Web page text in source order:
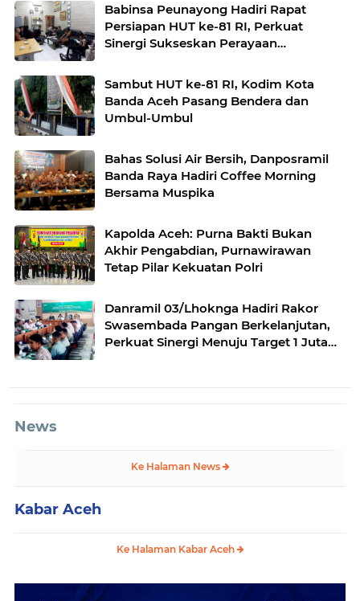
Babinsa Peunayong Hadiri Rapat
Persiapan HUT ke-81 RI, Perkuat
Sinergi Sukseskan Perayaan
Sambut HUT ke-81 RI, Kodim Kota
Banda Aceh Pasang Bendera dan
Umbul-Umbul
Bahas Solusi Air Bersih, Danposramil
Banda Raya Hadiri Coffee Morning
Bersama Muspika
Kapolda Aceh: Purna Bakti Bukan
Akhir Pengabdian, Purnawirawan
Tetap Pilar Kekuatan Polri
Danramil 03/Lhoknga Hadiri Rakor
Swasembada Pangan Berkelanjutan,
Perkuat Sinergi Menuju Target 1 Juta
News
Ke Halaman News
Kabar Aceh
Ke Halaman Kabar Aceh